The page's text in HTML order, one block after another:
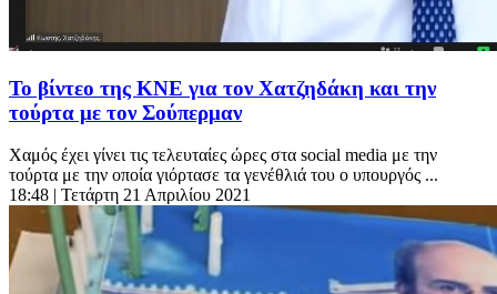
Το βίντεο της ΚΝΕ για τον Χατζηδάκη και την
τούρτα με τον Σούπερμαν
Χαμός έχει γίνει τις τελευταίες ώρες στα social media με την
τούρτα με την οποία γιόρτασε τα γενέθλιά του ο υπουργός ...
18:48 | Τετάρτη 21 Απριλίου 2021